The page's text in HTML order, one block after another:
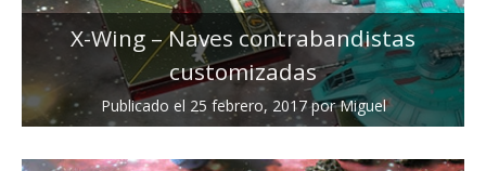
X-Wing – Naves contrabandistas
customizadas
Publicado el 25 febrero, 2017porMiguel